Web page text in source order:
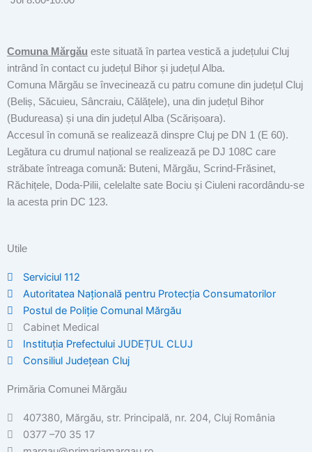
Comuna Mărgău este situată în partea vestică a județului Cluj
intrând în contact cu județul Bihor și județul Alba.
Comuna Mărgău se învecinează cu patru comune din județul Cluj
(Beliș, Săcuieu, Sâncraiu, Călățele), una din județul Bihor
(Budureasa) și una din județul Alba (Scărișoara).
Accesul în comună se realizează dinspre Cluj pe DN 1 (E 60).
Legătura cu drumul național se realizează pe DJ 108C care
străbate întreaga comună: Buteni, Mărgău, Scrind-Frăsinet,
Răchițele, Doda-Pilii, celelalte sate Bociu și Ciuleni racordându-se
la acesta prin DC 123.
Utile
Serviciul 112
Autoritatea Națională pentru Protecția Consumatorilor
Postul de Poliţie Comunal Mărgău
Cabinet Medical
Instituția Prefectului JUDEȚUL CLUJ
Consiliul Județean Cluj
Primăria Comunei Mărgău
407380, Mărgău, str. Principală, nr. 204, Cluj România
0377 –70 35 17